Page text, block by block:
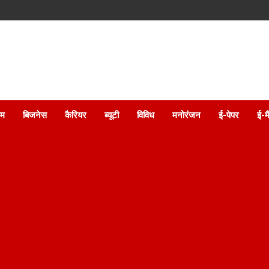
बिजनेस कैरियर ब्यूटी विविध मनोरंजन ई-पेपर ई-